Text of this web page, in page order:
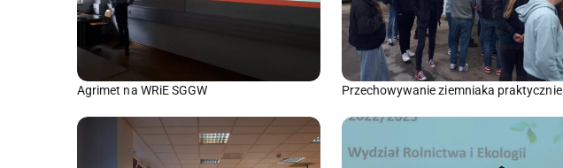
Agrimet na WRiE SGGW Przechowywanie ziemniaka praktycznie